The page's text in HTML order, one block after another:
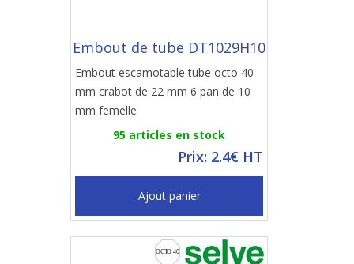
Embout de tube DT1029H10
Embout escamotable tube octo 40
mm crabot de 22 mm 6 pan de 10
mm femelle
95 articles en stock
Prix: 2.4€ HT
Ajout panier